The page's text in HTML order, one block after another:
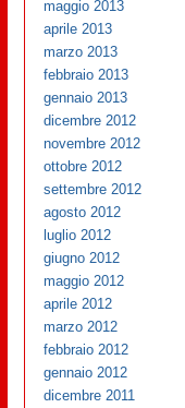
maggio 2013
aprile 2013
marzo 2013
febbraio 2013
gennaio 2013
dicembre 2012
novembre 2012
ottobre 2012
settembre 2012
agosto 2012
luglio 2012
giugno 2012
maggio 2012
aprile 2012
marzo 2012
febbraio 2012
gennaio 2012
dicembre 2011